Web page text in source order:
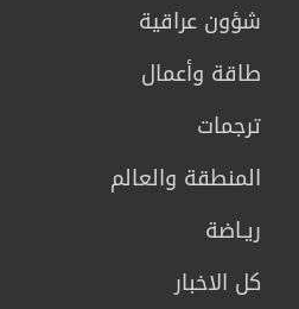
شؤون عراقية
طاقة وأعمال
ترجمات
المنطقة والعالم
ريـاضة
كل الاخبار